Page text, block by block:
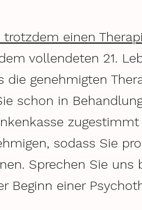
trotzdem einen
vollendeten 21.
die genehmigten
schon in
sodass Sie
Sprechen Sie uns
Beginn einer